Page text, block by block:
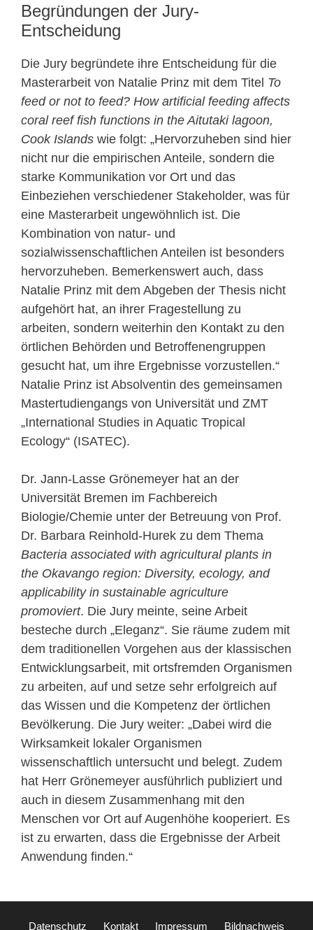
Begründungen der Jury-
Entscheidung
Die Jury begründete ihre Entscheidung für die
Masterarbeit von Natalie Prinz mit dem Titel To
feed or not to feed? How artificial feeding affects
coral reef fish functions in the Aitutaki lagoon,
Cook Islands wie folgt: „Hervorzuheben sind hier
nicht nur die empirischen Anteile, sondern die
starke Kommunikation vor Ort und das
Einbeziehen verschiedener Stakeholder, was für
eine Masterarbeit ungewöhnlich ist. Die
Kombination von natur- und
sozialwissenschaftlichen Anteilen ist besonders
hervorzuheben. Bemerkenswert auch, dass
Natalie Prinz mit dem Abgeben der Thesis nicht
aufgehört hat, an ihrer Fragestellung zu
arbeiten, sondern weiterhin den Kontakt zu den
örtlichen Behörden und Betroffenengruppen
gesucht hat, um ihre Ergebnisse vorzustellen.“
Natalie Prinz ist Absolventin des gemeinsamen
Mastertudiengangs von Universität und ZMT
„International Studies in Aquatic Tropical
Ecology“ (ISATEC).
Dr. Jann-Lasse Grönemeyer hat an der
Universität Bremen im Fachbereich
Biologie/Chemie unter der Betreuung von Prof.
Dr. Barbara Reinhold-Hurek zu dem Thema
Bacteria associated with agricultural plants in
the Okavango region: Diversity, ecology, and
applicability in sustainable agriculture
promoviert. Die Jury meinte, seine Arbeit
besteche durch „Eleganz“. Sie räume zudem mit
dem traditionellen Vorgehen aus der klassischen
Entwicklungsarbeit, mit ortsfremden Organismen
zu arbeiten, auf und setze sehr erfolgreich auf
das Wissen und die Kompetenz der örtlichen
Bevölkerung. Die Jury weiter: „Dabei wird die
Wirksamkeit lokaler Organismen
wissenschaftlich untersucht und belegt. Zudem
hat Herr Grönemeyer ausführlich publiziert und
auch in diesem Zusammenhang mit den
Menschen vor Ort auf Augenhöhe kooperiert. Es
ist zu erwarten, dass die Ergebnisse der Arbeit
Anwendung finden.“
Datenschutz Kontakt Impressum Bildnachweis